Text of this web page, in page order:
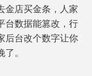
金店买金条，人家
台数据能篡改，行
后台改个数字让你
。